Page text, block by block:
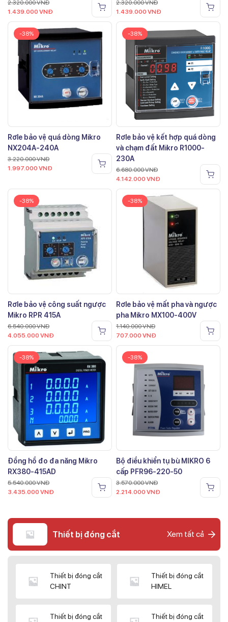
2.320.000VNĐ
1.439.000 VNĐ
2.320.000VNĐ
1.439.000 VNĐ
-38%
Rơle bảo vệ quá dòng Mikro
NX204A-240A
3.220.000VNĐ
1.997.000 VNĐ
-38%
Rơle bảo vệ kết hợp quá dòng
và chạm đất Mikro R1000-
230A
6.680.000VNĐ
4.142.000 VNĐ
-38%
Rơle bảo vệ công suất ngược
Mikro RPR 415A
6.540.000VNĐ
4.055.000 VNĐ
-38%
Rơle bảo vệ mất pha và ngược
pha Mikro MX100-400V
1.140.000VNĐ
707.000 VNĐ
-38%
Đồng hồ đo đa năng Mikro
RX380-415AD
5.540.000VNĐ
3.435.000 VNĐ
-38%
Bộ điều khiển tụ bù MIKRO 6
cấp PFR96-220-50
3.570.000VNĐ
2.214.000 VNĐ
Thiết bị đóng cắt Xem tất cả
Thiết bị đóng cắt
CHINT
Thiết bị đóng cắt
HIMEL
Thiết bị đóng cắt
Thiết bị đóng cắt